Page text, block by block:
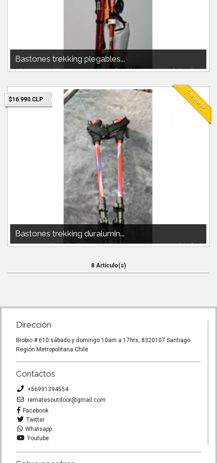
Bastones trekking plegables...
1 bastones trekking mango espuma plegables 40cm en su bolso de
$16.990 CLP Destacado
Bastones trekking duralumin...
Bastones trekking duraluminio mango espuma Sistema quick look
8 Artículo(s)
Dirección
Biobio # 610 sábado y domingo 10am a 17hrs, 8320107 Santiago
Región Metropolitana Chile
Contactos
+56991394554
rematesoutdoor@gmail.com
Facebook
Twitter
Whatsapp
Youtube